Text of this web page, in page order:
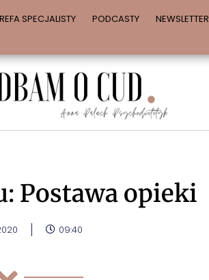
SPECJALISTY PODCASTY NEWSLETTER
Postawa opieki
09:40